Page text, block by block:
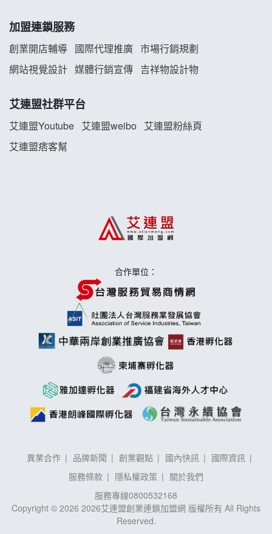
雞咕雞咕加盟說明會
TEA TOP加盟說明會
珍好味臭臭鍋加盟說明會
藍象廷泰式火鍋加盟說明會
日十。早午食加盟說明會
莫尼早餐Morni加盟說明會
加盟連鎖服務
創業開店輔導 國際代理推廣 市場行銷規劃
網站視覺設計 媒體行銷宣傳 吉祥物設計物
艾連盟社群平台
艾連盟Youtube 艾連盟weibo
艾連盟粉絲頁
艾連盟痞客幫
合作單位：
異業合作 品牌新聞 創業觀點 國內快訊
國際資訊
服務條款
隱私權政策
關於我們
服務專線0800532168
Copyright © 2026 2026艾連盟創業連鎖加盟網 版權所有 All Rights
Reserved.